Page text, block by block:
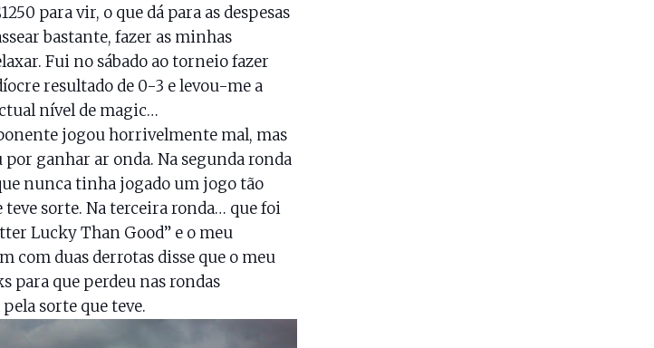
para vir, o que dá para as despesas
bastante, fazer as minhas
Fui no sábado ao torneio fazer
resultado de 0-3 e levou-me a
nível de magic…
jogou horrivelmente mal, mas
por ganhar ar onda. Na segunda ronda
nunca tinha jogado um jogo tão
sorte. Na terceira ronda… que foi
Lucky Than Good” e o meu
com duas derrotas disse que o meu
para que perdeu nas rondas
sorte que teve.